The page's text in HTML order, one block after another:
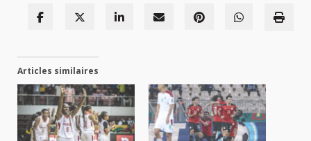
Articles similaires